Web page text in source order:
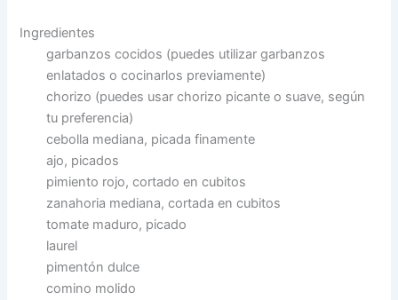
Ingredientes
garbanzos cocidos (puedes utilizar garbanzos
enlatados o cocinarlos previamente)
chorizo (puedes usar chorizo picante o suave, según
tu preferencia)
cebolla mediana, picada finamente
ajo, picados
pimiento rojo, cortado en cubitos
zanahoria mediana, cortada en cubitos
tomate maduro, picado
laurel
pimentón dulce
comino molido